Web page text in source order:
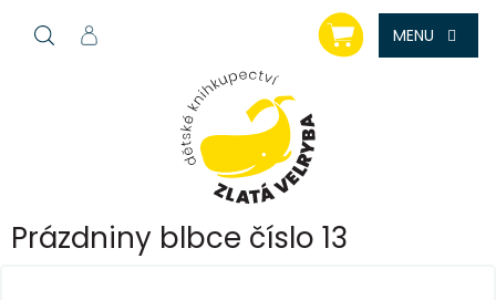
NÁKUPNÍ
KOŠÍK
Prázdniny blbce číslo 13